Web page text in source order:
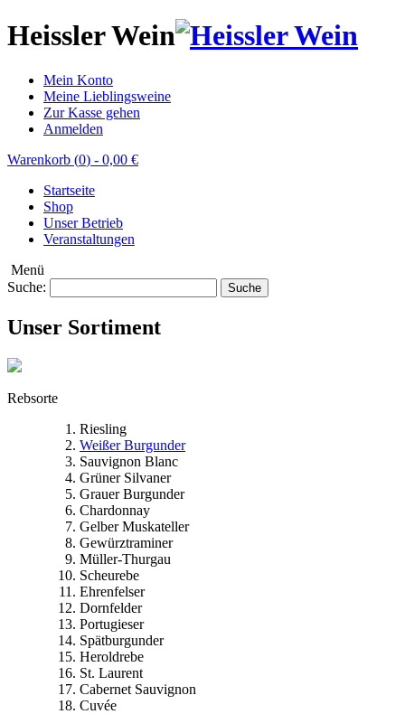
Heissler Wein
Mein Konto
Meine Lieblingsweine
Zur Kasse gehen
Anmelden
Warenkorb (0) - 0,00 €
Startseite
Shop
Unser Betrieb
Veranstaltungen
Menü
Suche:
Suche
Unser Sortiment
Rebsorte
Riesling
Weißer Burgunder
Sauvignon Blanc
Grüner Silvaner
Grauer Burgunder
Chardonnay
Gelber Muskateller
Gewürztraminer
Müller-Thurgau
Scheurebe
Ehrenfelser
Dornfelder
Portugieser
Spätburgunder
Heroldrebe
St. Laurent
Cabernet Sauvignon
Cuvée